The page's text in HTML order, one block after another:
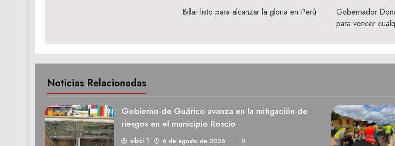
Billar listo para alcanzar la gloria en Perú
Gobernador
para vencer
Noticias Relacionadas
Gobierno de Guárico avanza en la mitigación de
riesgos en el municipio Roscio
sibci 1 6 de agosto de 2026 0